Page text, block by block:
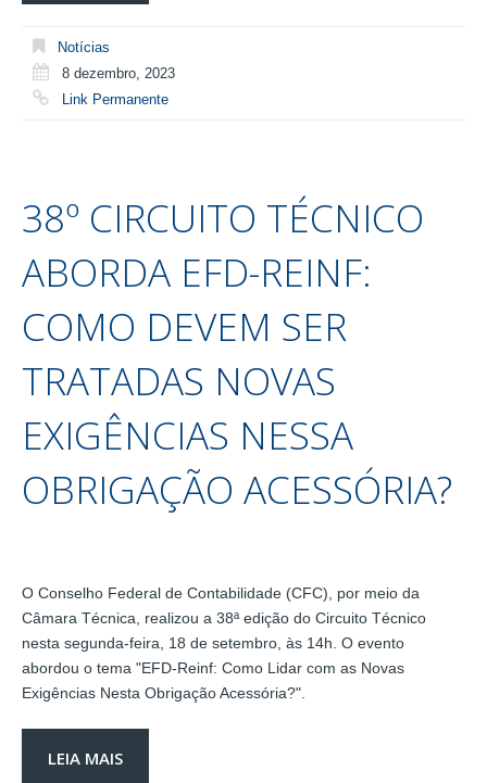
Notícias
8 dezembro, 2023
Link Permanente
38º CIRCUITO TÉCNICO
ABORDA EFD-REINF:
COMO DEVEM SER
TRATADAS NOVAS
EXIGÊNCIAS NESSA
OBRIGAÇÃO ACESSÓRIA?
O Conselho Federal de Contabilidade (CFC), por meio da
Câmara Técnica, realizou a 38ª edição do Circuito Técnico
nesta segunda-feira, 18 de setembro, às 14h. O evento
abordou o tema "EFD-Reinf: Como Lidar com as Novas
Exigências Nesta Obrigação Acessória?".
LEIA MAIS